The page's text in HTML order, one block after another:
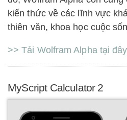
kiến thức về các lĩnh vực
thiên văn, khoa học cuộc
>> Tải Wolfram Alpha tại
MyScript Calculator 2